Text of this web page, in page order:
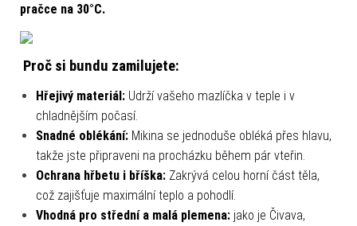
pračce na 30°C.
Proč si bundu zamilujete:
Hřejivý materiál: Udrží vašeho mazlíčka v teple i v
chladnějším počasí.
Snadné oblékání: Mikina se jednoduše obléká přes hlavu,
takže jste připraveni na procházku během pár vteřin.
Ochrana hřbetu i bříška: Zakrývá celou horní část těla,
což zajišťuje maximální teplo a pohodlí.
Vhodná pro střední a malá plemena: jako je Čivava,